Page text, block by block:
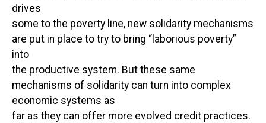
drives
some to the poverty line, new solidarity mechanisms
are put in place to try to bring “laborious poverty”
into
the productive system. But these same
mechanisms of solidarity can turn into complex
economic systems as
far as they can offer more evolved credit practices.